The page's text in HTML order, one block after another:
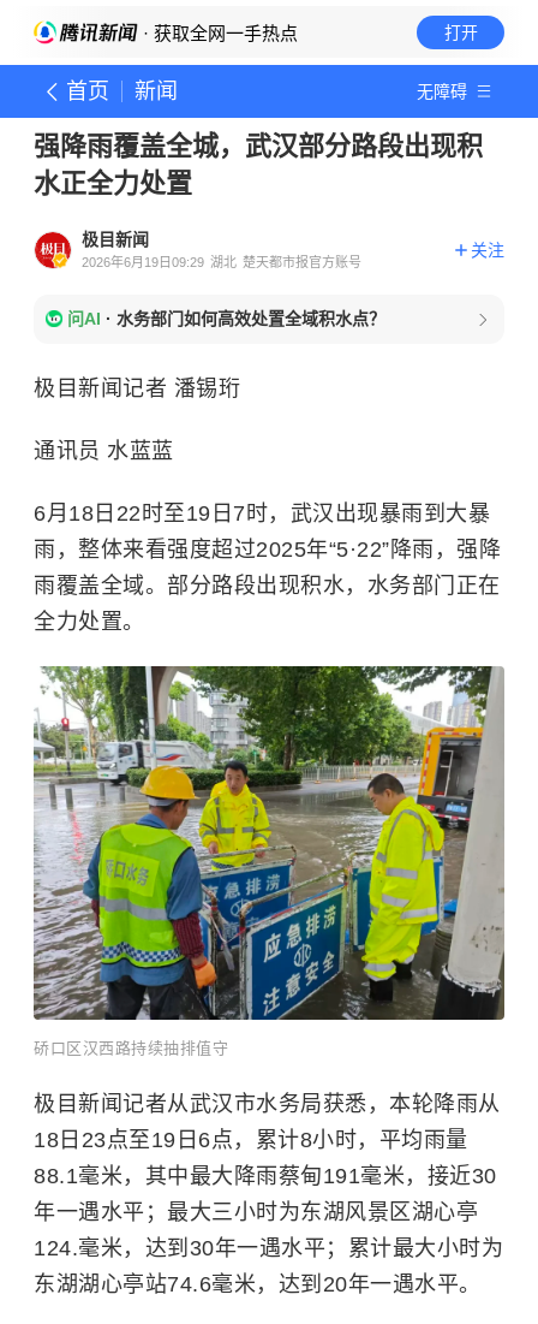
· 获取全网一手热点 打开
首页 新闻 无障碍
强降雨覆盖全城，武汉部分路段出现积
水正全力处置
极目新闻
2026年6月19日09:29 湖北 楚天都市报官方账号
关注
问AI · 水务部门如何高效处置全域积水点？
极目新闻记者 潘锡珩
通讯员 水蓝蓝
6月18日22时至19日7时，武汉出现暴雨到大暴
雨，整体来看强度超过2025年“5·22”降雨，强降
雨覆盖全域。部分路段出现积水，水务部门正在
全力处置。
硚口区汉西路持续抽排值守
极目新闻记者从武汉市水务局获悉，本轮降雨从
18日23点至19日6点，累计8小时，平均雨量
88.1毫米，其中最大降雨蔡甸191毫米，接近30
年一遇水平；最大三小时为东湖风景区湖心亭
124.毫米，达到30年一遇水平；累计最大小时为
东湖湖心亭站74.6毫米，达到20年一遇水平。